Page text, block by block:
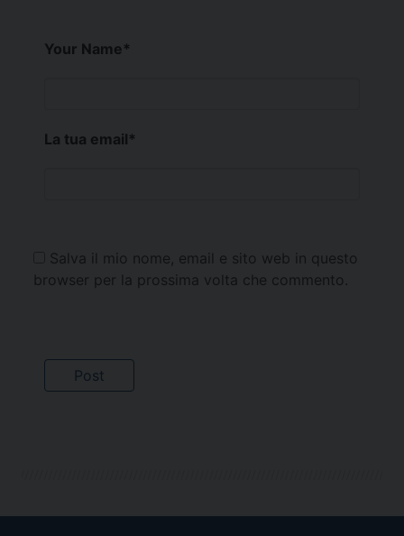
Your Name*
La tua email*
Salva il mio nome, email e sito web in questo
browser per la prossima volta che commento.